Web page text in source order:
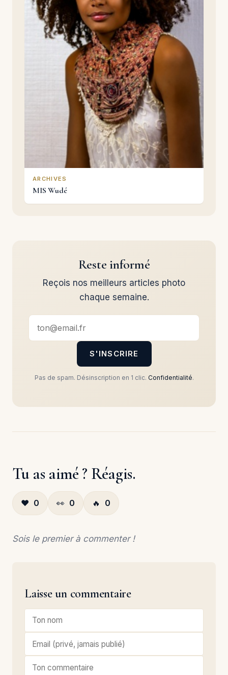
ARCHIVES
MIS Wudé
Reste informé
Reçois nos meilleurs articles photo
chaque semaine.
S'INSCRIRE
Pas de spam. Désinscription en 1 clic. Confidentialité.
Tu as aimé ? Réagis.
❤️ 0 👀 0 🔥 0
Sois le premier à commenter !
Laisse un commentaire